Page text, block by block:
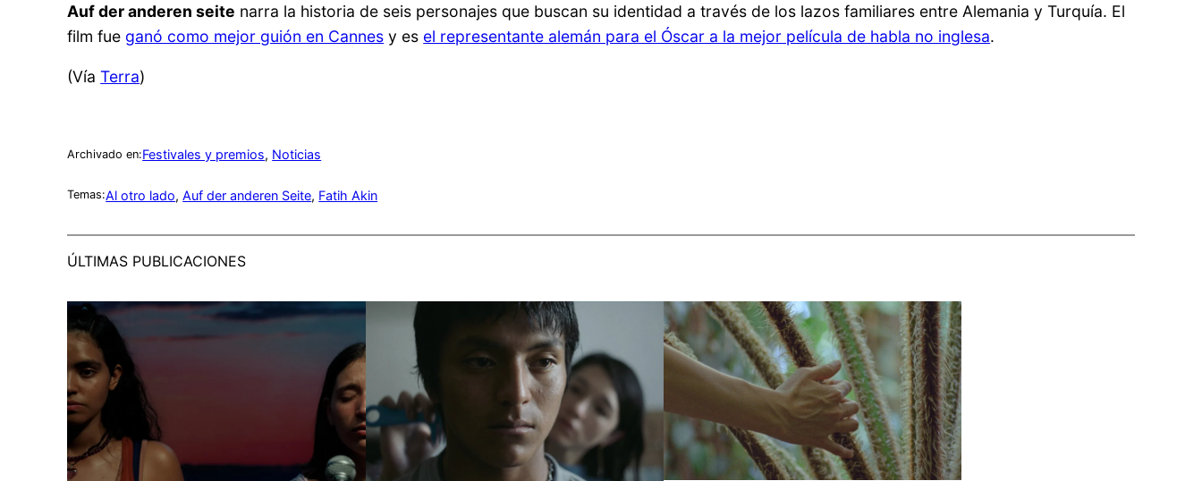
Auf der anderen seite narra la historia de seis personajes que buscan su identidad a través de los lazos familiares entre Alemania y Turquía. El
film fue ganó como mejor guión en Cannes y es el representante alemán para el Óscar a la mejor película de habla no inglesa.
(VíaTerra)
Archivado en:Festivales y premios, Noticias
Temas:Al otro lado, Auf der anderen Seite, Fatih Akin
ÚLTIMAS PUBLICACIONES